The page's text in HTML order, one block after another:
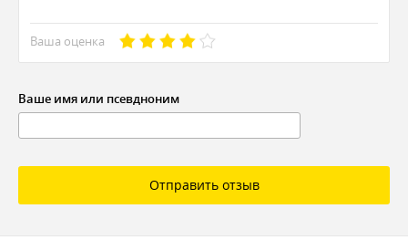
Ваша оценка
Ваше имя или псевдноним
Отправить отзыв